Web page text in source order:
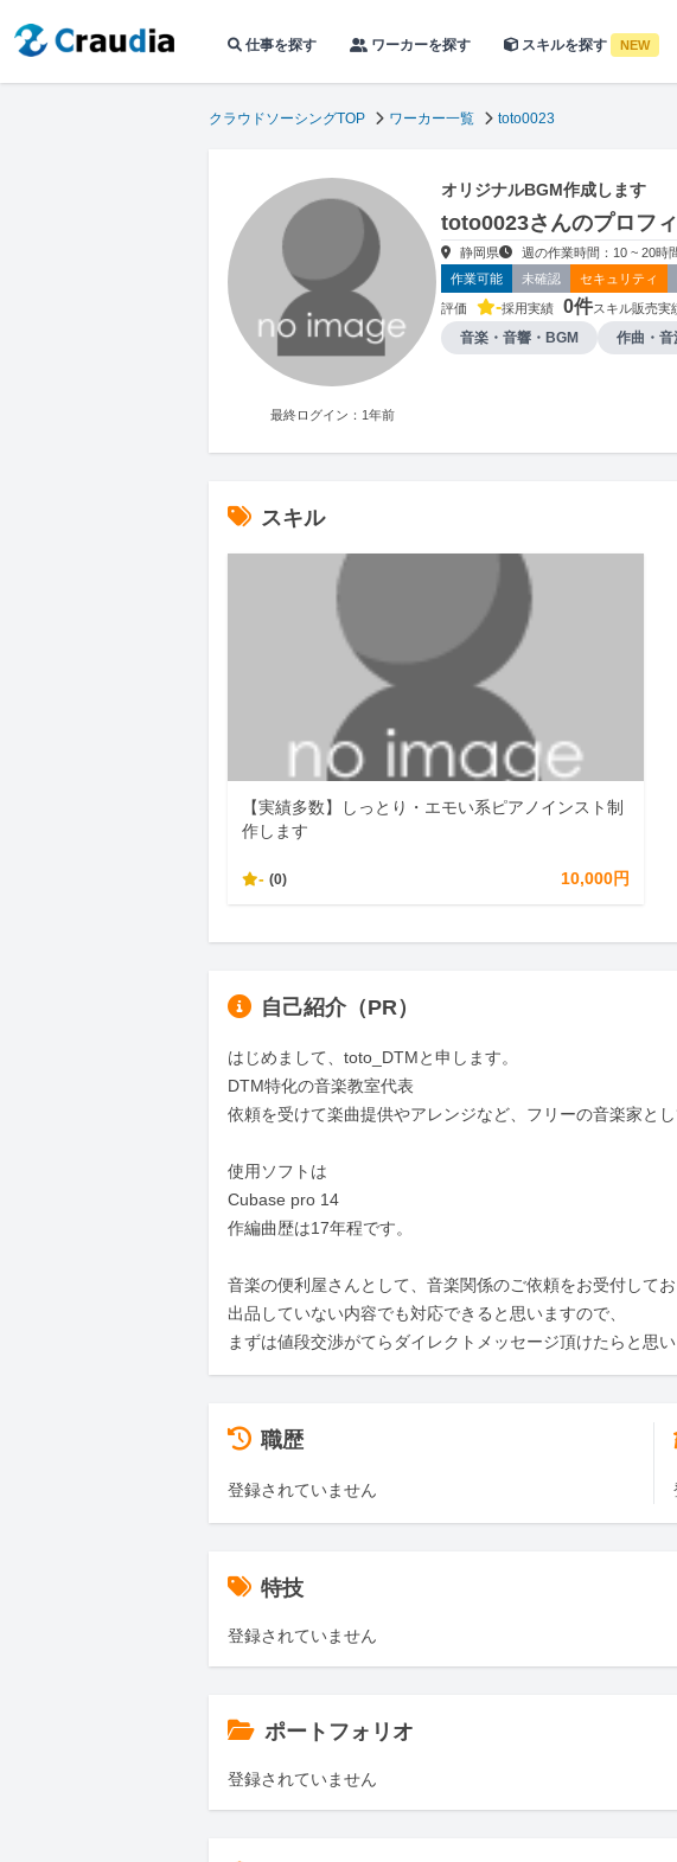
仕事を探す ワーカーを探す スキルを探す NEW
クラウドソーシングTOP ワーカー一覧 toto0023
最終ログイン：1年前
オリジナルBGM作成します
toto0023さんのプロフ
静岡県 週の作業時間：10 ~ 20時
作業可能
未確認 セキュリティ
評価 -採用実績 0件スキル販売実
音楽・音響・BGM 作曲・音
スキル
【実績多数】しっとり・エモい系ピアノインスト制
作します
- (0) 10,000円
自己紹介（PR）
はじめまして、toto_DTMと申します。
DTM特化の音楽教室代表
依頼を受けて楽曲提供やアレンジなど、フリーの音楽家とし
使用ソフトは
Cubase pro 14
作編曲歴は17年程です。
音楽の便利屋さんとして、音楽関係のご依頼をお受付してお
出品していない内容でも対応できると思いますので、
まずは値段交渉がてらダイレクトメッセージ頂けたらと思い
職歴
登録されていません
特技
登録されていません
ポートフォリオ
登録されていません